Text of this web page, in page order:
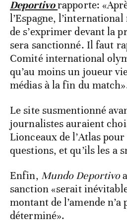
Deportivorapporte:
l’Espagne,
de s’exprimer devant la
sera sanctionné. Il faut
Comité international
qu’au moins un joueur
médias à la fin du
Le site susmentionné
journalistes auraient
Lionceaux de l’Atlas
questions, et qu’ils les a
Enfin, Mundo Deportivo
sanction «serait
montant de l’amende n’a
déterminé».